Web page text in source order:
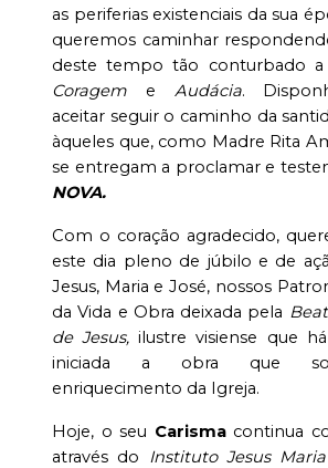
as periferias existenciais da sua
queremos caminhar
deste tempo tão conturbado a
Coragem e Audácia.
aceitar seguir o caminho da
àqueles que, como Madre Rita
se entregam a proclamar e
NOVA.
Com o coração agradecido,
este dia pleno de júbilo e de
Jesus, Maria e José, nossos
da Vida e Obra deixada pela
de Jesus, ilustre visiense que
iniciada a obra que
enriquecimento da Igreja.
Hoje, o seu Carismacontinua
através do Instituto Jesus